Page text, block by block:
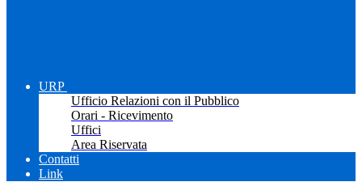
URP
Ufficio Relazioni con il Pubblico
Orari - Ricevimento
Uffici
Area Riservata
Contatti
Link